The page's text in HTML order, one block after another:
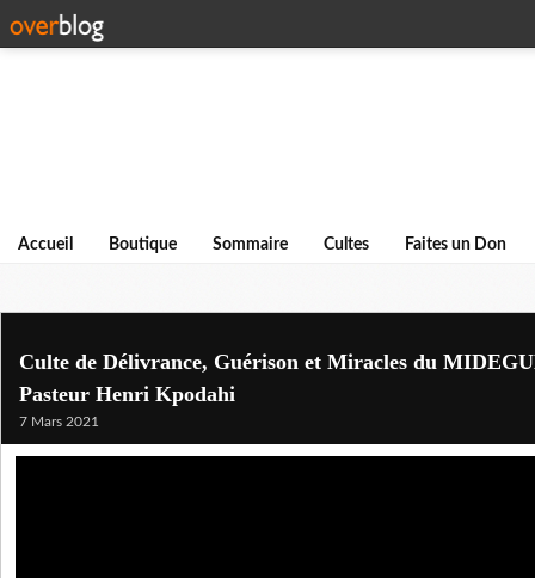
Accueil Boutique Sommaire Cultes Faites un Don
Culte de Délivrance, Guérison et Miracles du
Pasteur Henri Kpodahi
7 Mars 2021